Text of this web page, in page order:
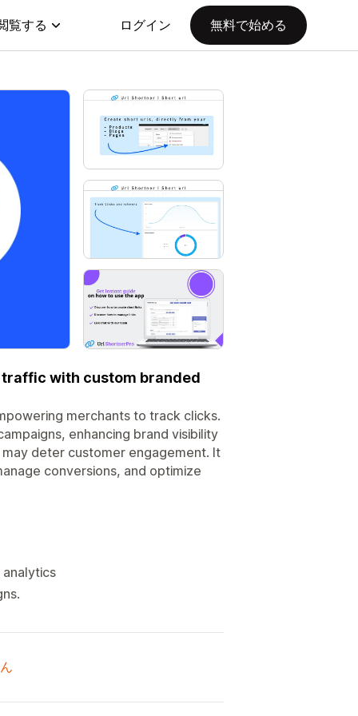
覧する ログイン 無料で始める
traffic with custom branded
merchants to track clicks.
enhancing brand visibility
deter customer engagement. It
conversions, and optimize